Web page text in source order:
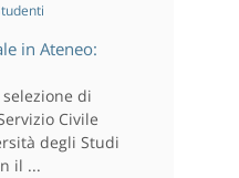
in Ateneo:
di
Civile
degli Studi
il ...